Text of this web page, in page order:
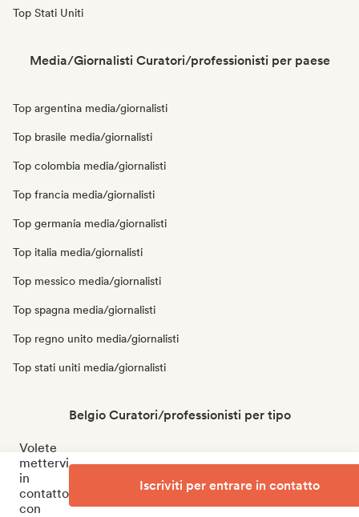
Top Stati Uniti
Media/Giornalisti Curatori/professionisti per paese
Top argentina media/giornalisti
Top brasile media/giornalisti
Top colombia media/giornalisti
Top francia media/giornalisti
Top germania media/giornalisti
Top italia media/giornalisti
Top messico media/giornalisti
Top spagna media/giornalisti
Top regno unito media/giornalisti
Top stati uniti media/giornalisti
Belgio Curatori/professionisti per tipo
Top belgio curatori di playlist
Top belgio stazioni radio
Volete
mettervi
in
contatto
con
Iscriviti per entrare in contatto